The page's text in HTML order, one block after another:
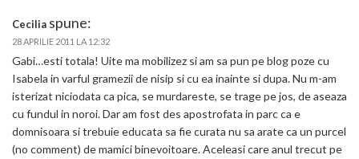
Cecilia spune:
28 APRILIE 2011 LA 12:32
Gabi…esti totala! Uite ma mobilizez si am sa pun pe blog poze cu
Isabela in varful gramezii de nisip si cu ea inainte si dupa. Nu m-am
isterizat niciodata ca pica, se murdareste, se trage pe jos, de aseaza
cu fundul in noroi. Dar am fost des apostrofata in parc ca e
domnisoara si trebuie educata sa fie curata nu sa arate ca un purcel
(no comment) de mamici binevoitoare. Aceleasi care anul trecut pe